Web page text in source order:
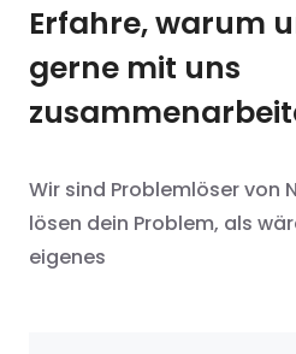
Erfahre, warum
gerne mit uns
Wir sind Problemlöser von
lösen dein Problem, als
eigenes